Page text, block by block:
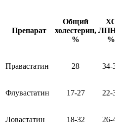
Препарат
Общий
холестерин,
%
%
Правастатин 28 34-
Флувастатин 17-27 22-
Ловастатин 18-32 26-